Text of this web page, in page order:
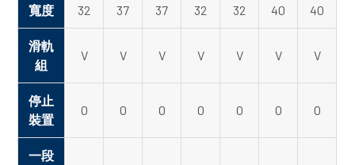
寬度 32 37 37 32 32 40 40
滑軌
組
V V V V V V V
停止
裝置
O O O O O O O
一段